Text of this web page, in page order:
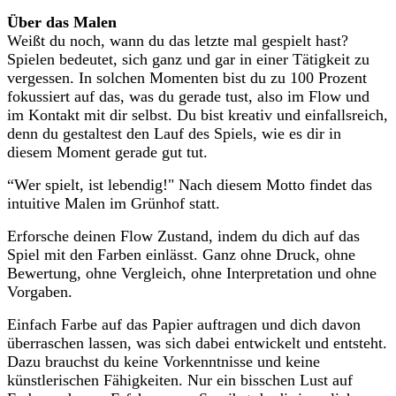
Über das Malen
Weißt du noch, wann du das letzte mal gespielt hast?
Spielen bedeutet, sich ganz und gar in einer Tätigkeit zu
vergessen. In solchen Momenten bist du zu 100 Prozent
fokussiert auf das, was du gerade tust, also im Flow und
im Kontakt mit dir selbst. Du bist kreativ und einfallsreich,
denn du gestaltest den Lauf des Spiels, wie es dir in
diesem Moment gerade gut tut.
“Wer spielt, ist lebendig!" Nach diesem Motto findet das
intuitive Malen im Grünhof statt.
Erforsche deinen Flow Zustand, indem du dich auf das
Spiel mit den Farben einlässt. Ganz ohne Druck, ohne
Bewertung, ohne Vergleich, ohne Interpretation und ohne
Vorgaben.
Einfach Farbe auf das Papier auftragen und dich davon
überraschen lassen, was sich dabei entwickelt und entsteht.
Dazu brauchst du keine Vorkenntnisse und keine
künstlerischen Fähigkeiten. Nur ein bisschen Lust auf